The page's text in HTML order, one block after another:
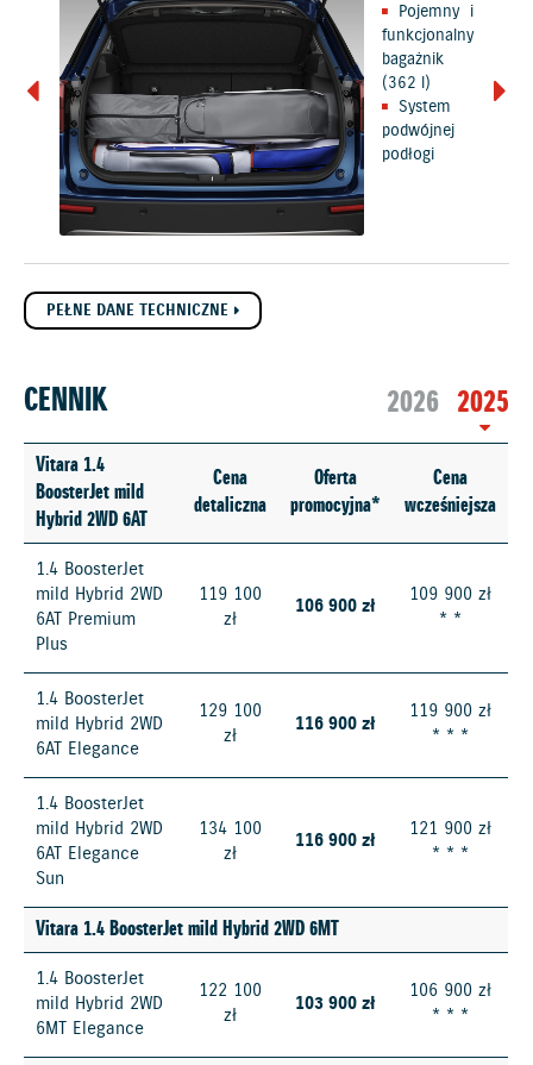
Pojemny i
funkcjonalny
bagażnik
(362 l)
System
podwójnej
podłogi
PEŁNE DANE TECHNICZNE
2026 2025
CENNIK
Vitara 1.4
BoosterJet mild
Hybrid 2WD 6AT
Cena
detaliczna
Oferta
promocyjna*
Cena
wcześniejsza
1.4 BoosterJet
mild Hybrid 2WD
6AT Premium
Plus
119 100
zł
106 900 zł
109 900 zł
* *
1.4 BoosterJet
mild Hybrid 2WD
6AT Elegance
129 100
zł
116 900 zł
119 900 zł
* * *
1.4 BoosterJet
mild Hybrid 2WD
6AT Elegance
Sun
134 100
zł
116 900 zł
121 900 zł
* * *
Vitara 1.4 BoosterJet mild Hybrid 2WD 6MT
1.4 BoosterJet
mild Hybrid 2WD
6MT Elegance
122 100
zł
103 900 zł
106 900 zł
* * *